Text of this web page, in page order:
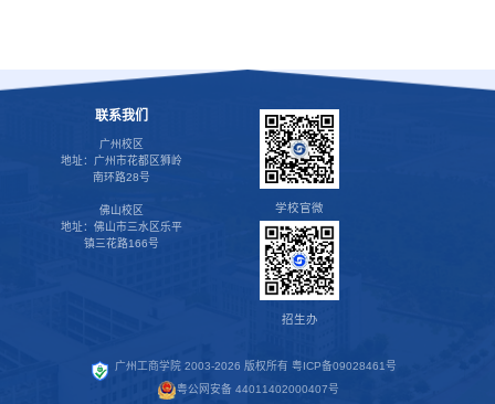
联系我们
广州校区
地址：广州市花都区狮岭
南环路28号
佛山校区
地址：佛山市三水区乐平
镇三花路166号
学校官微
招生办
广州工商学院 2003-2026 版权所有 粤ICP备09028461号
粤公网安备 44011402000407号